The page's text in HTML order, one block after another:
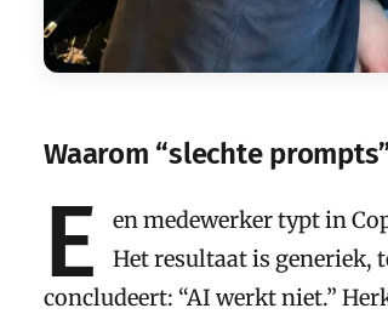
Waarom “slechte
E
en medewerker typt in
Het resultaat is generiek,
concludeert: “AI werkt niet.”